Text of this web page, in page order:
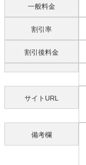
一般料金
割引率
割引後料金
サイトURL
備考欄